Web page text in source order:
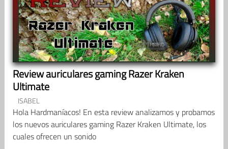
Review auriculares gaming Razer Kraken
Ultimate
ISABEL
Hola Hardmaníacos! En esta review analizamos y probamos
los nuevos auriculares gaming Razer Kraken Ultimate, los
cuales ofrecen un sonido